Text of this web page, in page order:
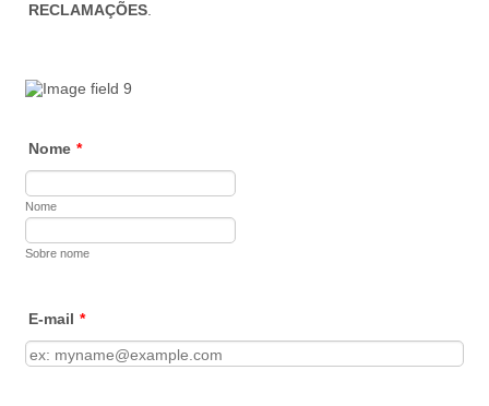
RECLAMAÇÕES
Nome *
Nome
Sobre nome
E-mail *